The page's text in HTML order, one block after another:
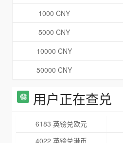
1000 CNY
5000 CNY
10000 CNY
50000 CNY
用户正在查兑
6183 英镑兑欧元
4022 英镑兑港币